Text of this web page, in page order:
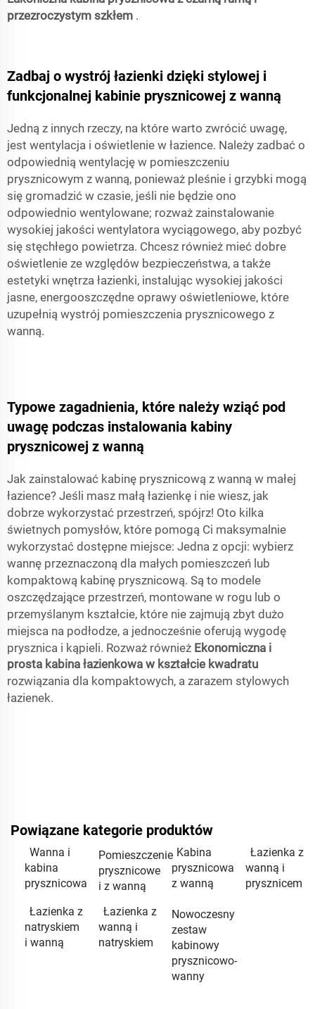
przezroczystym szkłem .
Zadbaj o wystrój łazienki dzięki stylowej i
funkcjonalnej kabinie prysznicowej z wanną
Jedną z innych rzeczy, na które warto zwrócić uwagę,
jest wentylacja i oświetlenie w łazience. Należy zadbać o
odpowiednią wentylację w pomieszczeniu
prysznicowym z wanną, ponieważ pleśnie i grzybki mogą
się gromadzić w czasie, jeśli nie będzie ono
odpowiednio wentylowane; rozważ zainstalowanie
wysokiej jakości wentylatora wyciągowego, aby pozbyć
się stęchłego powietrza. Chcesz również mieć dobre
oświetlenie ze względów bezpieczeństwa, a także
estetyki wnętrza łazienki, instalując wysokiej jakości
jasne, energooszczędne oprawy oświetleniowe, które
uzupełnią wystrój pomieszczenia prysznicowego z
wanną.
Typowe zagadnienia, które należy wziąć pod
uwagę podczas instalowania kabiny
prysznicowej z wanną
Jak zainstalować kabinę prysznicową z wanną w małej
łazience? Jeśli masz małą łazienkę i nie wiesz, jak
dobrze wykorzystać przestrzeń, spójrz! Oto kilka
świetnych pomysłów, które pomogą Ci maksymalnie
wykorzystać dostępne miejsce: Jedna z opcji: wybierz
wannę przeznaczoną dla małych pomieszczeń lub
kompaktową kabinę prysznicową. Są to modele
oszczędzające przestrzeń, montowane w rogu lub o
przemyślanym kształcie, które nie zajmują zbyt dużo
miejsca na podłodze, a jednocześnie oferują wygodę
prysznica i kąpieli. Rozważ również Ekonomiczna i
prosta kabina łazienkowa w kształcie kwadratu
rozwiązania dla kompaktowych, a zarazem stylowych
łazienek.
Powiązane kategorie produktów
Wanna i
kabina
prysznicowa
Pomieszczenie
prysznicowe
i z wanną
Kabina
prysznicowa
z wanną
Łazienka z
wanną i
prysznicem
Łazienka z
natryskiem
i wanną
Łazienka z
wanną i
natryskiem
Nowoczesny
zestaw
kabinowy
prysznicowo-
wanny